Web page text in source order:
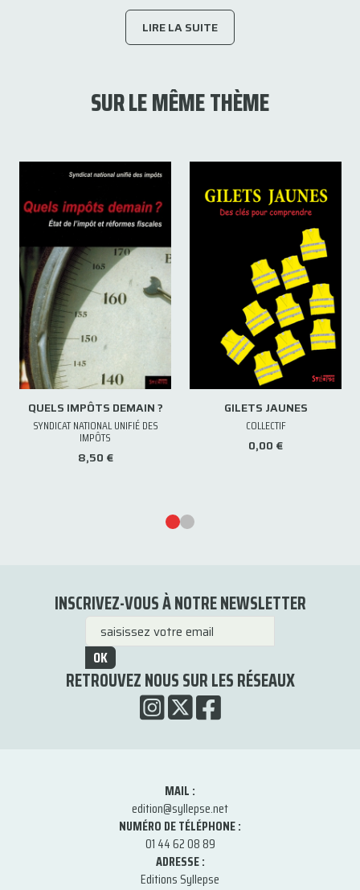
LIRE LA SUITE
SUR LE MÊME THÈME
QUELS IMPÔTS DEMAIN ?
SYNDICAT NATIONAL UNIFIÉ DES
IMPÔTS
8,50 €
GILETS JAUNES
COLLECTIF
0,00 €
INSCRIVEZ-VOUS À NOTRE NEWSLETTER
OK
RETROUVEZ NOUS SUR LES RÉSEAUX
MAIL :
edition@syllepse.net
NUMÉRO DE TÉLÉPHONE :
01 44 62 08 89
ADRESSE :
Editions Syllepse